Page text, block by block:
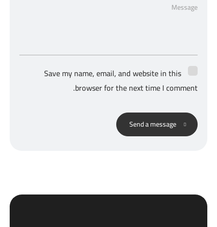
Message
Save my name, email, and website in this
browser for the next time I comment.
Send a message